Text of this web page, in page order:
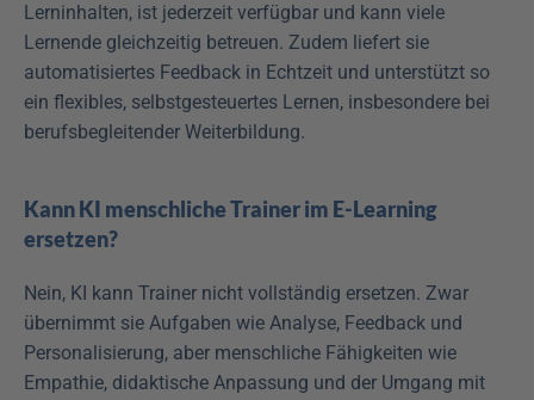
Lerninhalten, ist jederzeit verfügbar und kann viele
Lernende gleichzeitig betreuen. Zudem liefert sie
automatisiertes Feedback in Echtzeit und unterstützt so
ein flexibles, selbstgesteuertes Lernen, insbesondere bei
berufsbegleitender Weiterbildung.
Kann KI menschliche Trainer im E-Learning
ersetzen?
Nein, KI kann Trainer nicht vollständig ersetzen. Zwar
übernimmt sie Aufgaben wie Analyse, Feedback und
Personalisierung, aber menschliche Fähigkeiten wie
Empathie, didaktische Anpassung und der Umgang mit